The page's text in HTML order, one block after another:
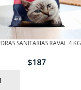
SANITARIAS RAVAL 4 KG
$187